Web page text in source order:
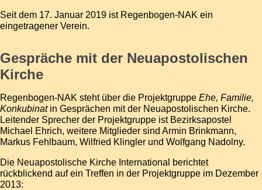
Seit dem 17. Januar 2019 ist Regenbogen-NAK ein
eingetragener Verein.
Gespräche mit der Neuapostolischen
Kirche
Regenbogen-NAK steht über die Projektgruppe Ehe, Familie,
Konkubinatin Gesprächen mit der Neuapostolischen Kirche.
Leitender Sprecher der Projektgruppe ist Bezirksapostel
Michael Ehrich, weitere Mitglieder sind Armin Brinkmann,
Markus Fehlbaum, Wilfried Klingler und Wolfgang Nadolny.
Die Neuapostolische Kirche International berichtet
rückblickend auf ein Treffen in der Projektgruppe im Dezember
2013: